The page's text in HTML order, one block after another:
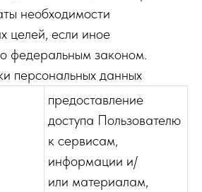
необходимости
целей, если иное
федеральным законом.
персональных данных
предоставление
доступа Пользователю
к сервисам,
информации и/
или материалам,